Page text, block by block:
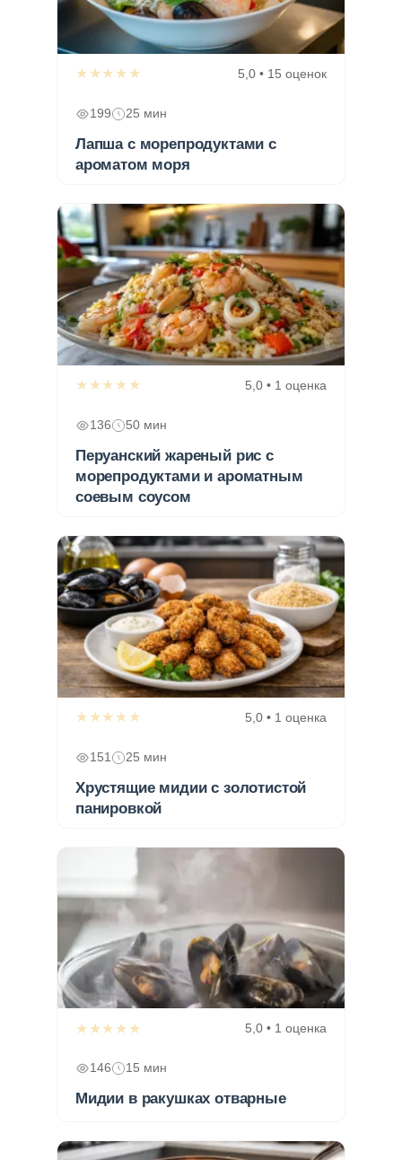
★★★★★ 5,0 • 15 оценок
199 25 мин
Лапша с морепродуктами с
ароматом моря
★★★★★ 5,0 • 1 оценка
136 50 мин
Перуанский жареный рис с
морепродуктами и ароматным
соевым соусом
★★★★★ 5,0 • 1 оценка
151 25 мин
Хрустящие мидии с золотистой
панировкой
★★★★★ 5,0 • 1 оценка
146 15 мин
Мидии в ракушках отварные